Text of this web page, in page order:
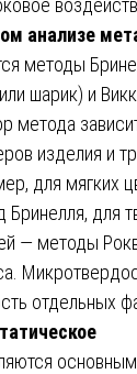
анализе
методы
шарик) и
метода
изделия и
для мягких
Бринелля, для
— методы
отдельных